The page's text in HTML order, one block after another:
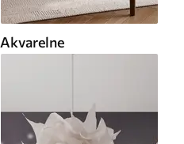
Akvarelne